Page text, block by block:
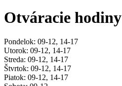
Otváracie hodiny
Pondelok: 09-12, 14-17
Utorok: 09-12, 14-17
Streda: 09-12, 14-17
Štvrtok: 09-12, 14-17
Piatok: 09-12, 14-17